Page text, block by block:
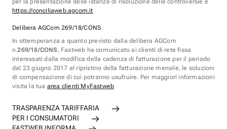
per la presentazione delle istanze di risoluzione delle controversie è
https://conciliaweb.agcom.it
Delibera AGCom 269/18/CONS
In ottemperanza a quanto previsto dalla delibera AGCom
n.269/18/CONS , Fastweb ha comunicato ai clienti di rete fissa
interessati dalla modifica della cadenza di fatturazione per il periodo
dal 23 giugno 2017 al ripristino della fatturazione mensile, le soluzioni
di compensazione di cui potranno usufruire. Per maggiori informazioni
visita la tua area clienti MyFastweb
TRASPARENZA TARIFFARIA
PER I CONSUMATORI